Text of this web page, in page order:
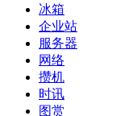
冰箱
企业站
服务器
网络
攒机
时讯
图赏